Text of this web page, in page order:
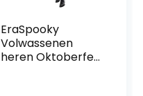
EraSpooky
Volwassenen
heren Oktoberfest